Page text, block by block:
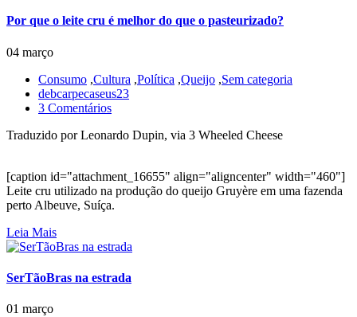
Por que o leite cru é melhor do que o pasteurizado?
04 março
Consumo ,Cultura ,Política ,Queijo ,Sem categoria
debcarpecaseus23
3 Comentários
Traduzido por Leonardo Dupin, via 3 Wheeled Cheese
[caption id="attachment_16655" align="aligncenter" width="460"]
Leite cru utilizado na produção do queijo Gruyère em uma fazenda
perto Albeuve, Suíça.
Leia Mais
SerTãoBras na estrada
01 março